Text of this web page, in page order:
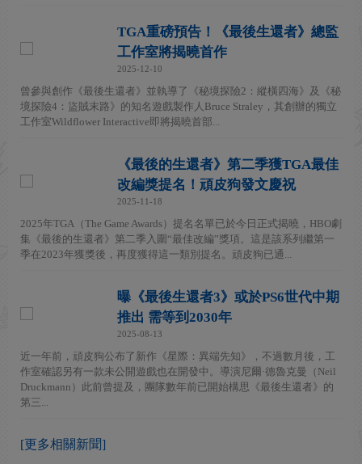
TGA重磅預告！《最後生還者》總監
工作室將揭曉首作
2025-12-10
曾參與創作《最後生還者》並執導了《秘境探險2：縱橫四海》及《秘
境探險4：盜賊末路》的知名遊戲製作人Bruce Straley，其創辦的獨立
工作室Wildflower Interactive即將揭曉首部...
《最後的生還者》第二季獲TGA最佳
改編獎提名！頑皮狗發文慶祝
2025-11-18
2025年TGA（The Game Awards）提名名單已於今日正式揭曉，HBO劇
集《最後的生還者》第二季入圍“最佳改編”獎項。這是該系列繼第一
季在2023年獲獎後，再度獲得這一類別提名。頑皮狗已通...
曝《最後生還者3》或於PS6世代中期
推出 需等到2030年
2025-08-13
近一年前，頑皮狗公布了新作《星際：異端先知》，不過數月後，工
作室確認另有一款未公開遊戲也在開發中。導演尼爾·德魯克曼（Neil
Druckmann）此前曾提及，團隊數年前已開始構思《最後生還者》的
第三...
[更多相關新聞]